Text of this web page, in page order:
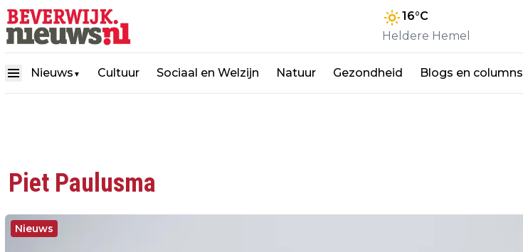
16°C
Heldere Hemel
Nieuws ▼ Cultuur Sociaal en Welzijn Natuur Gezondheid Blogs en columns
Piet Paulusma
Nieuws